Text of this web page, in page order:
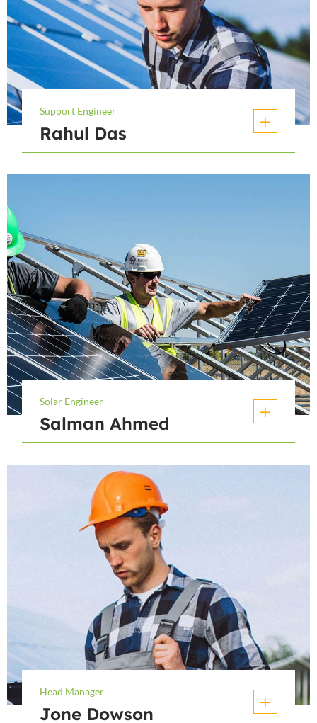
Support Engineer
Rahul Das
Solar Engineer
Salman Ahmed
Head Manager
Jone Dowson